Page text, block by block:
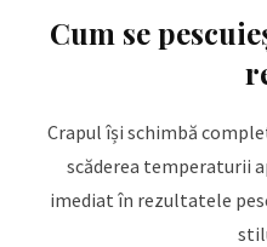
Cum se
Crapul își schimbă
scăderea temperaturii
imediat în rezultatele